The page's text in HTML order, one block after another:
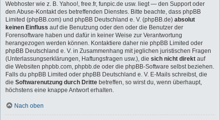
Webhoster wie z. B. Yahoo!, free.fr, funpic.de usw. liegt — den Support oder
den Abuse-Kontakt des betreffenden Dienstes. Bitte beachte, dass phpBB
Limited (phpBB.com) und phpBB Deutschland e. V. (phpBB.de) absolut
keinen Einfluss auf die Benutzung oder den oder die Benutzer der
Forensoftware haben und dafür in keiner Weise zur Verantwortung
herangezogen werden können. Kontaktiere daher nie phpBB Limited oder
phpBB Deutschland e. V. in Zusammenhang mit jeglichen juristischen Fragen
(Unterlassungserklärungen, Haftungsfragen usw.), die sich nicht direkt auf
die Websiten phpbb.com, phpbb.de oder die phpBB-Software selbst beziehen.
Falls du phpBB Limited oder phpBB Deutschland e. V. E-Mails schreibst, die
die Softwarenutzung durch Dritte betreffen, so wirst du, wenn überhaupt,
höchstens eine knappe Antwort erhalten.
Nach oben